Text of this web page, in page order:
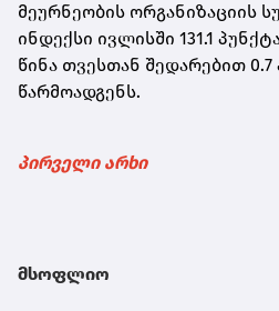
მეურნეობის ორგანიზაციის
ინდექსი ივლისში 131.1
წინა თვესთან შედარებით 0.7
წარმოადგენს.
პირველი არხი
მსოფლიო